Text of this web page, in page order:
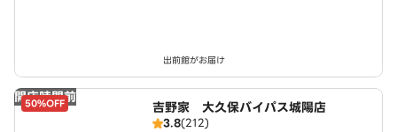
出前館がお届け
開店時間前
50%OFF 吉野家 大久保バイパス城陽店
3.8(212)